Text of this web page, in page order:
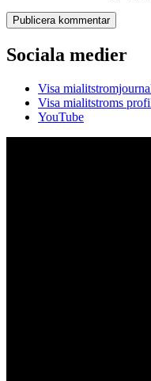
Sociala medier
Visa
Visa mialitstroms
YouTube